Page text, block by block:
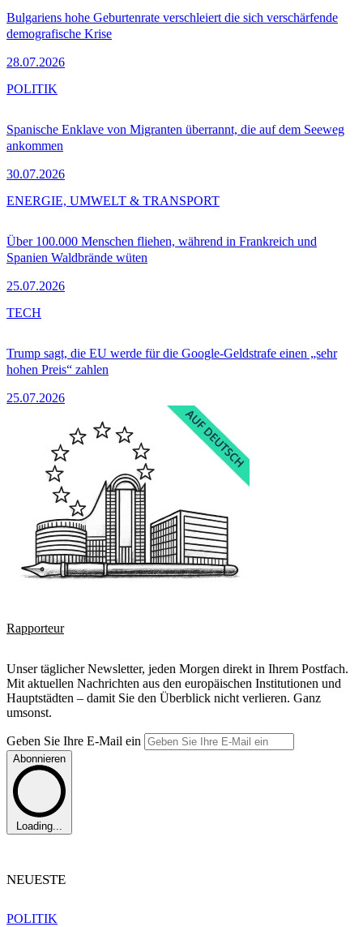
Bulgariens hohe Geburtenrate verschleiert die sich verschärfende
demografische Krise
28.07.2026
Spanische Enklave von Migranten überrannt, die auf dem Seeweg
ankommen
30.07.2026
POLITIK
Über 100.000 Menschen fliehen, während in Frankreich und
Spanien Waldbrände wüten
25.07.2026
ENERGIE, UMWELT & TRANSPORT
Trump sagt, die EU werde für die Google-Geldstrafe einen „sehr
hohen Preis“ zahlen
25.07.2026
TECH
Rapporteur
Unser täglicher Newsletter, jeden Morgen direkt in Ihrem Postfach.
Mit aktuellen Nachrichten aus den europäischen Institutionen und
Hauptstädten – damit Sie den Überblick nicht verlieren. Ganz
umsonst.
Geben Sie Ihre E-Mail ein
Abonnieren
Loading...
NEUESTE
POLITIK